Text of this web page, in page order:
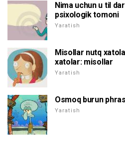
Nima uchun u til
psixologik tomoni
Yaratish
Misollar nutq
xatolar: misollar
Yaratish
Osmoq burun
Yaratish